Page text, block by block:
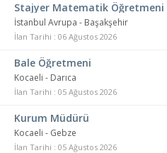
Stajyer Matematik Öğretmeni
İstanbul Avrupa - Başakşehir
İlan Tarihi : 06 Ağustos 2026
Bale Öğretmeni
Kocaeli - Darıca
İlan Tarihi : 05 Ağustos 2026
Kurum Müdürü
Kocaeli - Gebze
İlan Tarihi : 05 Ağustos 2026